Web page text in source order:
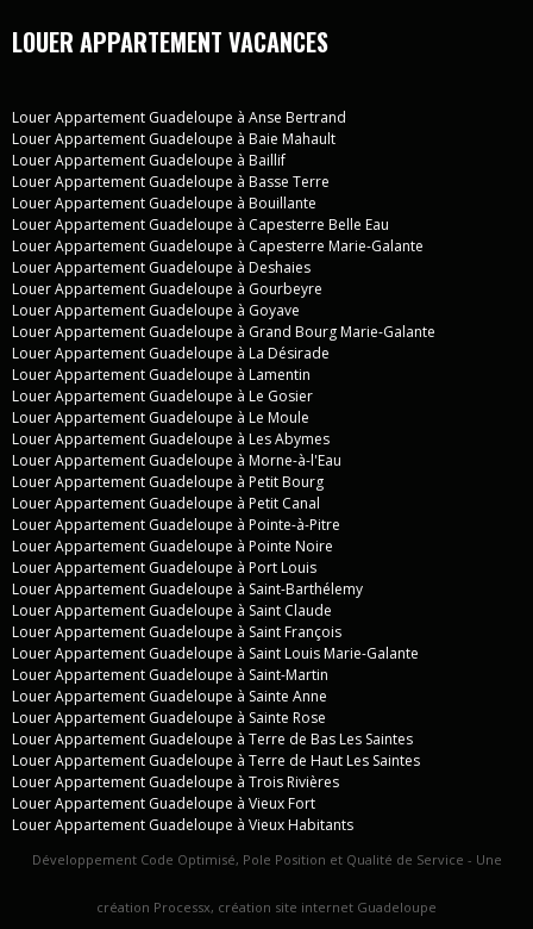
LOUER APPARTEMENT VACANCES
Louer Appartement Guadeloupe à Anse Bertrand
Louer Appartement Guadeloupe à Baie Mahault
Louer Appartement Guadeloupe à Baillif
Louer Appartement Guadeloupe à Basse Terre
Louer Appartement Guadeloupe à Bouillante
Louer Appartement Guadeloupe à Capesterre Belle Eau
Louer Appartement Guadeloupe à Capesterre Marie-Galante
Louer Appartement Guadeloupe à Deshaies
Louer Appartement Guadeloupe à Gourbeyre
Louer Appartement Guadeloupe à Goyave
Louer Appartement Guadeloupe à Grand Bourg Marie-Galante
Louer Appartement Guadeloupe à La Désirade
Louer Appartement Guadeloupe à Lamentin
Louer Appartement Guadeloupe à Le Gosier
Louer Appartement Guadeloupe à Le Moule
Louer Appartement Guadeloupe à Les Abymes
Louer Appartement Guadeloupe à Morne-à-l'Eau
Louer Appartement Guadeloupe à Petit Bourg
Louer Appartement Guadeloupe à Petit Canal
Louer Appartement Guadeloupe à Pointe-à-Pitre
Louer Appartement Guadeloupe à Pointe Noire
Louer Appartement Guadeloupe à Port Louis
Louer Appartement Guadeloupe à Saint-Barthélemy
Louer Appartement Guadeloupe à Saint Claude
Louer Appartement Guadeloupe à Saint François
Louer Appartement Guadeloupe à Saint Louis Marie-Galante
Louer Appartement Guadeloupe à Saint-Martin
Louer Appartement Guadeloupe à Sainte Anne
Louer Appartement Guadeloupe à Sainte Rose
Louer Appartement Guadeloupe à Terre de Bas Les Saintes
Louer Appartement Guadeloupe à Terre de Haut Les Saintes
Louer Appartement Guadeloupe à Trois Rivières
Louer Appartement Guadeloupe à Vieux Fort
Louer Appartement Guadeloupe à Vieux Habitants
Développement Code Optimisé, Pole Position et Qualité de Service - Une
création Processx, création site internet Guadeloupe